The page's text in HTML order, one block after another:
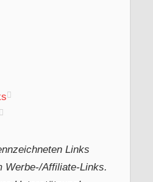
Links
Werbe-/Affiliate-Links.